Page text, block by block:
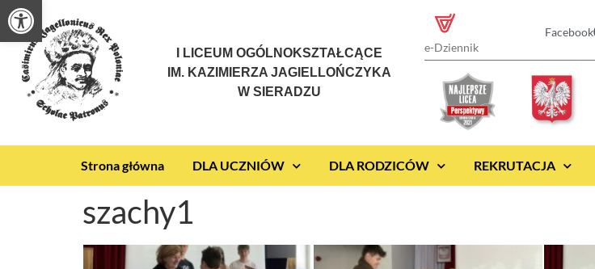
Otwórz pasek narzędzi
I LICEUM OGÓLNOKSZTAŁCĄCE
IM. KAZIMIERZA JAGIELLOŃCZYKA
W SIERADZU
e-Dziennik
Facebook
Strona główna DLA UCZNIÓW DLA RODZICÓW REKRUTACJA
szachy1